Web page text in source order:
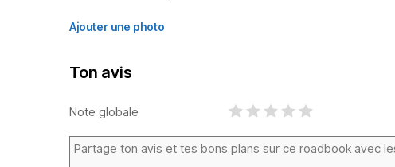
Ajouter une photo
Ton avis
Note globale